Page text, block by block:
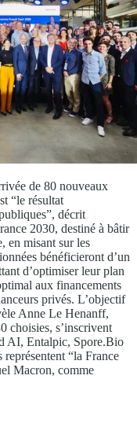
de 80 nouveaux
“le résultat
décrit
2030, destiné à bâtir
en misant sur les
bénéficieront d’un
d’optimiser leur plan
aux financements
privés. L’objectif
Anne Le Henanff,
choisies, s’inscrivent
AI, Entalpic, Spore.Bio
“la France
Macron, comme